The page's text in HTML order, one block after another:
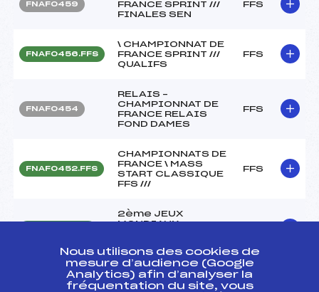
FNAF0459
FRANCE SPRINT ///
FINALES SEN
FFS
FNAF0456.FFS
\ CHAMPIONNAT DE
FRANCE SPRINT ///
QUALIFS
FFS
FNAF0454
RELAIS –
CHAMPIONNAT DE
FRANCE RELAIS
FOND DAMES
FFS
FNAF0452.FFS
CHAMPIONNATS DE
FRANCE \ MASS
START CLASSIQUE
FFS ///
FFS
2ème JEUX
MONDIAUX
FIS0397.FFS COUPE DU MONDE FFS
Nous utilisons des cookies de
mesure d’audience (Google
Analytics) afin d’analyser la
fréquentation du site, vous